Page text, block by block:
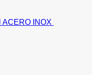
ACERO INOX